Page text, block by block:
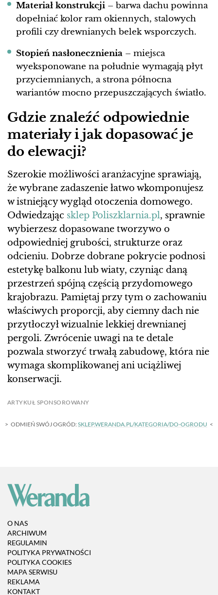
Materiał konstrukcji – barwa dachu powinna
dopełniać kolor ram okiennych, stalowych
profili czy drewnianych belek wsporczych.
Stopień nasłonecznienia – miejsca
wyeksponowane na południe wymagają płyt
przyciemnianych, a strona północna
wariantów mocno przepuszczających światło.
Gdzie znaleźć odpowiednie
materiały i jak dopasować je
do elewacji?
Szerokie możliwości aranżacyjne sprawiają,
że wybrane zadaszenie łatwo wkomponujesz
w istniejący wygląd otoczenia domowego.
Odwiedzając sklep Poliszklarnia.pl, sprawnie
wybierzesz dopasowane tworzywo o
odpowiedniej grubości, strukturze oraz
odcieniu. Dobrze dobrane pokrycie podnosi
estetykę balkonu lub wiaty, czyniąc daną
przestrzeń spójną częścią przydomowego
krajobrazu. Pamiętaj przy tym o zachowaniu
właściwych proporcji, aby ciemny dach nie
przytłoczył wizualnie lekkiej drewnianej
pergoli. Zwrócenie uwagi na te detale
pozwala stworzyć trwałą zabudowę, która nie
wymaga skomplikowanej ani uciążliwej
konserwacji.
ARTYKUŁ SPONSOROWANY
ODMIEŃ SWÓJ OGRÓD:SKLEP.WERANDA.PL/KATEGORIA/DO-OGRODU
O NAS
ARCHIWUM
REGULAMIN
POLITYKA PRYWATNOŚCI
POLITYKA COOKIES
MAPA SERWISU
REKLAMA
KONTAKT